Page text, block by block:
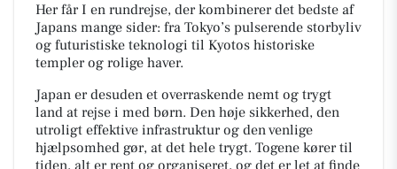
Her får I en rundrejse, der kombinerer det bedste af
Japans mange sider: fra Tokyo’s pulserende storbyliv
og futuristiske teknologi til Kyotos historiske
templer og rolige haver.
Japan er desuden et overraskende nemt og trygt
land at rejse i med børn. Den høje sikkerhed, den
utroligt effektive infrastruktur og den venlige
hjælpsomhed gør, at det hele trygt. Togene kører til
tiden, alt er rent og organiseret, og det er let at finde